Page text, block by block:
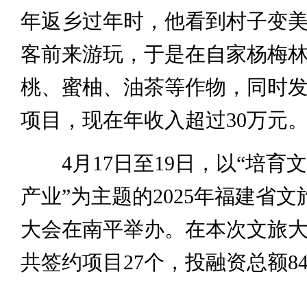
年返乡过年时，他看到村子变
客前来游玩，于是在自家杨梅
桃、蜜柚、油茶等作物，同时
项目，现在年收入超过30万元
4月17日至19日，以“培育
产业”为主题的2025年福建省文
大会在南平举办。在本次文旅
共签约项目27个，投融资总额